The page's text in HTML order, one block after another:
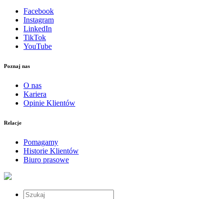
Facebook
Instagram
LinkedIn
TikTok
YouTube
Poznaj nas
O nas
Kariera
Opinie Klientów
Relacje
Pomagamy
Historie Klientów
Biuro prasowe